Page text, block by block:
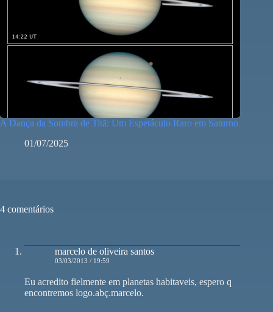
A Dança da Sombra de Titã: Um Espetáculo Raro em Saturno
01/07/2025
4 comentários
marcelo de oliveira santos
03/03/2013 / 19:59
Eu acredito fielmente em planetas habitaveis, espero q
encontremos logo.abç.marcelo.